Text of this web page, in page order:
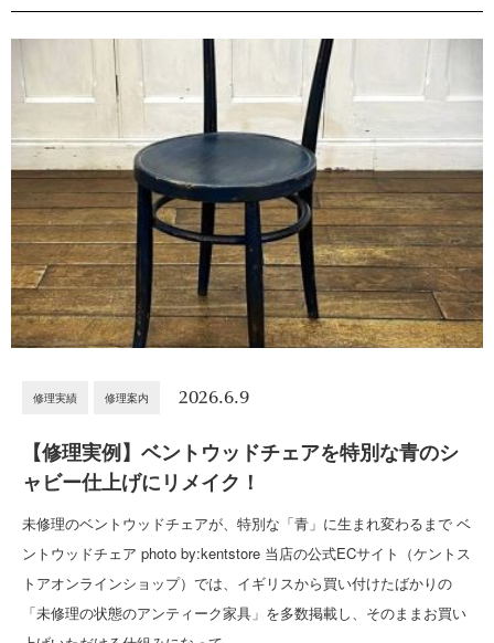
修理実績 修理案内 2026.6.9
【修理実例】ベントウッドチェアを特別な青のシ
ャビー仕上げにリメイク！
未修理のベントウッドチェアが、特別な「青」に生まれ変わるまで ベ
ントウッドチェア photo by:kentstore 当店の公式ECサイト（ケントス
トアオンラインショップ）では、イギリスから買い付けたばかりの
「未修理の状態のアンティーク家具」を多数掲載し、そのままお買い